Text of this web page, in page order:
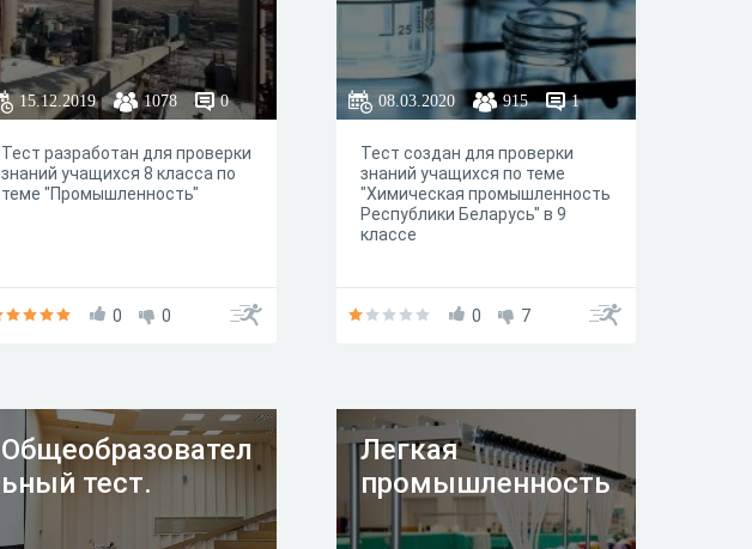
15.12.2019 1078 0
Тест разработан для проверки
знаний учащихся 8 класса по
теме "Промышленность"
0 0
08.03.2020 915 1
Тест создан для проверки
знаний учащихся по теме
"Химическая промышленность
Республики Беларусь" в 9
классе
0 7
Общеобразовател
ьный тест.
Легкая
промышленность